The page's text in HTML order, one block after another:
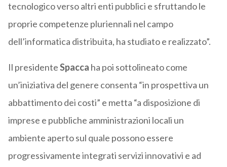
tecnologico verso altri enti pubblici e sfruttando le
proprie competenze pluriennali nel campo
dell’informatica distribuita, ha studiato e realizzato”.
Il presidenteSpacca ha poi sottolineato come
un’iniziativa del genere consenta “in prospettiva un
abbattimento dei costi” e metta “a disposizione di
imprese e pubbliche amministrazioni locali un
ambiente aperto sul quale possono essere
progressivamente integrati servizi innovativi e ad